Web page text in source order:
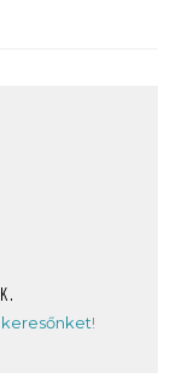
keresőnket!